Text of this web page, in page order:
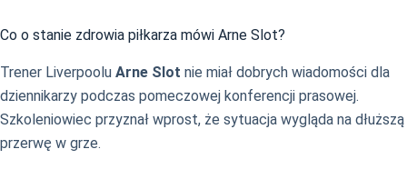
Co o stanie zdrowia piłkarza mówi Arne Slot?
Trener Liverpoolu Arne Slot nie miał dobrych wiadomości dla
dziennikarzy podczas pomeczowej konferencji prasowej.
Szkoleniowiec przyznał wprost, że sytuacja wygląda na dłuższą
przerwę w grze.